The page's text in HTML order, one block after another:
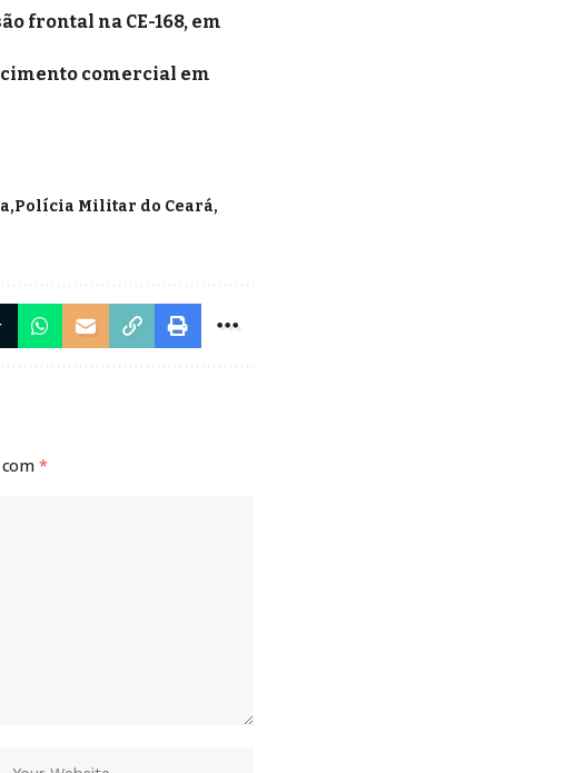
frontal na CE-168, em
comercial em
Polícia Militar do Ceará
*